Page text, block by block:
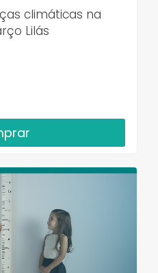
climáticas na
Lilás